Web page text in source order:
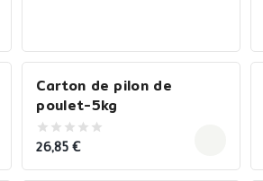
Carton de pilon de
poulet-5kg
0
of
26,85€